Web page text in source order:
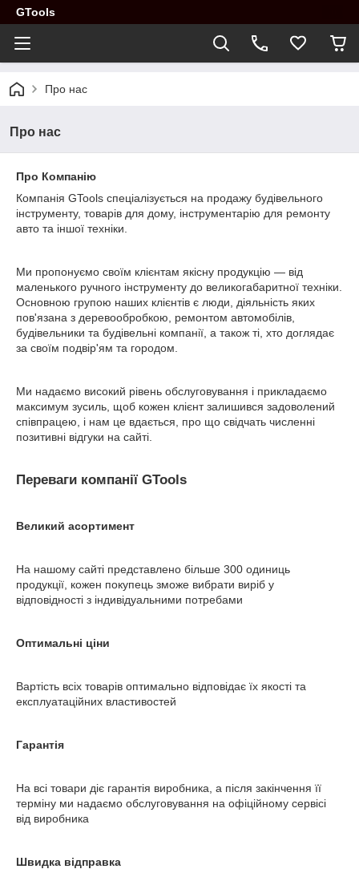
GTools
Про нас
Про нас
Про Компанію
Компанія GTools спеціалізується на продажу будівельного
інструменту, товарів для дому, інструментарію для ремонту
авто та іншої техніки.
Ми пропонуємо своїм клієнтам якісну продукцію — від
маленького ручного інструменту до великогабаритної техніки.
Основною групою наших клієнтів є люди, діяльність яких
пов'язана з деревообробкою, ремонтом автомобілів,
будівельники та будівельні компанії, а також ті, хто доглядає
за своїм подвір'ям та городом.
Ми надаємо високий рівень обслуговування і прикладаємо
максимум зусиль, щоб кожен клієнт залишився задоволений
співпрацею, і нам це вдається, про що свідчать численні
позитивні відгуки на сайті.
Переваги компанії GTools
Великий асортимент
На нашому сайті представлено більше 300 одиниць
продукції, кожен покупець зможе вибрати виріб у
відповідності з індивідуальними потребами
Оптимальні ціни
Вартість всіх товарів оптимально відповідає їх якості та
експлуатаційних властивостей
Гарантія
На всі товари діє гарантія виробника, а після закінчення її
терміну ми надаємо обслуговування на офіційному сервісі
від виробника
Швидка відправка